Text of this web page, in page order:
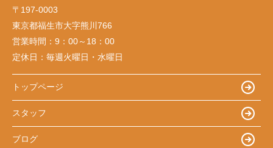
〒197-0003
東京都福生市大字熊川766
営業時間： 9：00～18：00
定休日： 毎週火曜日・水曜日
トップページ
スタッフ
ブログ